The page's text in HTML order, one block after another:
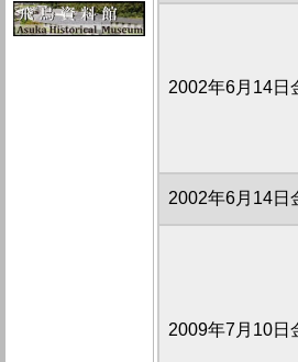
2002年6月14日
2002年6月14日
2009年7月10日